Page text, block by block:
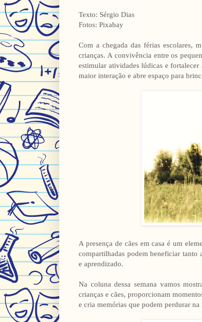
Texto: Sérgio Dias
Fotos: Pixabay
Com a chegada das férias escolares,
crianças. A convivência entre os
estimular atividades lúdicas e
maior interação e abre espaço para
A presença de cães em casa é um
compartilhadas podem beneficiar tanto
e aprendizado.
Na coluna dessa semana vamos
crianças e cães, proporcionam
e cria memórias que podem perdurar